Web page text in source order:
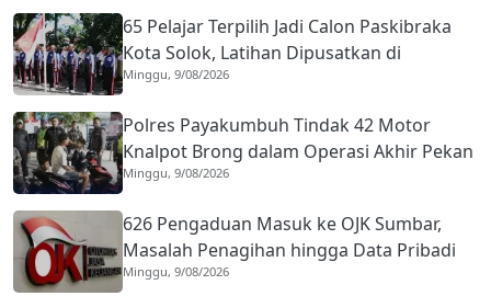
65 Pelajar Terpilih Jadi Calon Paskibraka
Kota Solok, Latihan Dipusatkan di
Lapangan Merdeka
Minggu, 9/08/2026
Polres Payakumbuh Tindak 42 Motor
Knalpot Brong dalam Operasi Akhir Pekan
Minggu, 9/08/2026
626 Pengaduan Masuk ke OJK Sumbar,
Masalah Penagihan hingga Data Pribadi
Mendominasi
Minggu, 9/08/2026